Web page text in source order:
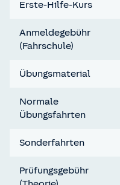
Inlandsfahrten
daher erst ab dem
Erste-Hilfe-Kurs
Anmeldegebühr
(Fahrschule)
Übungsmaterial
Normale
Übungsfahrten
Sonderfahrten
Prüfungsgebühr